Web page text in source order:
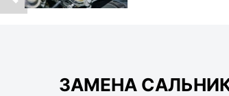
ЗАМЕНА